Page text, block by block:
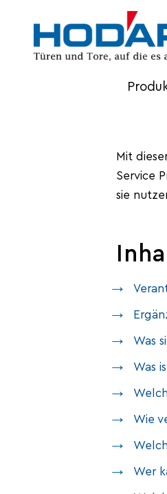
Mit
Service
sie
Was
Was
Wie
Wer